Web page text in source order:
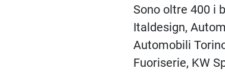
Sono oltre 400 i
Italdesign,
Automobili
Fuoriserie, KW